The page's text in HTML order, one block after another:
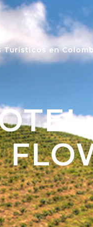
Turísticos en